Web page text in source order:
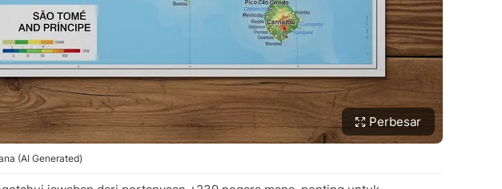
Perbesar
(AI Generated)